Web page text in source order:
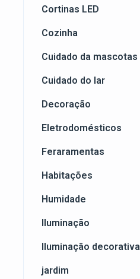
Cortinas LED
Cozinha
Cuidado da mascotas
Cuidado do lar
Decoração
Eletrodomésticos
Feraramentas
Habitações
Humidade
Iluminação
Iluminação decorativa
jardim